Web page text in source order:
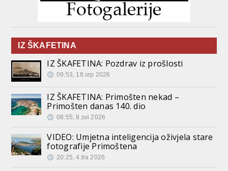
IZ ŠKAFETINA
IZ ŠKAFETINA: Pozdrav iz prošlosti
09:53, 18.srp 2026
IZ ŠKAFETINA: Primošten nekad –
Primošten danas 140. dio
08:55, 8.svi 2026
VIDEO: Umjetna inteligencija oživjela stare
fotografije Primoštena
20:25, 4.tra 2026